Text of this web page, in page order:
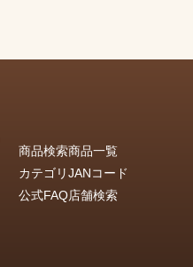
商品検索商品一覧
カテゴリJANコード
公式FAQ店舗検索